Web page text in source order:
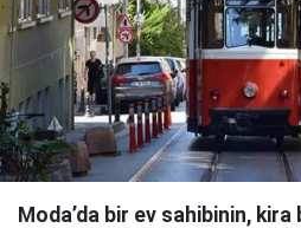
Moda’da bir ev sahibinin,